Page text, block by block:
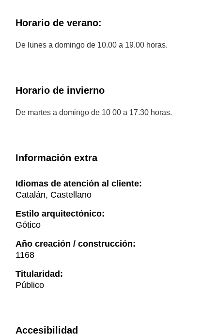
Horario de verano:
De lunes a domingo de 10.00 a 19.00 horas.
Horario de invierno
De martes a domingo de 10 00 a 17.30 horas.
Información extra
Idiomas de atención al cliente:
Catalán, Castellano
Estilo arquitectónico:
Gótico
Año creación / construcción:
1168
Titularidad:
Público
Accesibilidad